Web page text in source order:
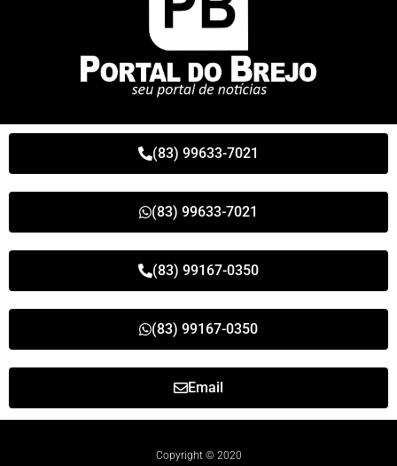
(83) 99633-7021
(83) 99633-7021
(83) 99167-0350
(83) 99167-0350
Email
Copyright © 2020